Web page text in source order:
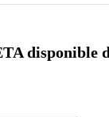
disponible